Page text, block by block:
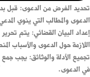
تحديد الغرض من الدعوى: قبل
الدعوى والمطالب التي ينوي
إعداد البيان القضائي: يتم
اللازمة حول الدعوى والأسباب
تجميع الأدلة والوثائق: يجب جمع
في الدعوى.